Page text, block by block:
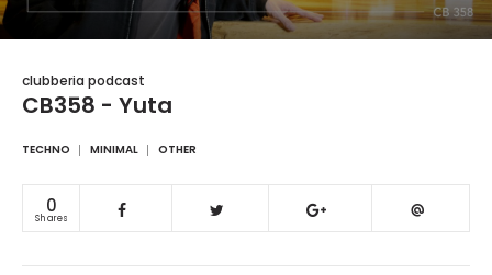
clubberia podcast
CB358 - Yuta
TECHNO MINIMAL OTHER
0
Shares